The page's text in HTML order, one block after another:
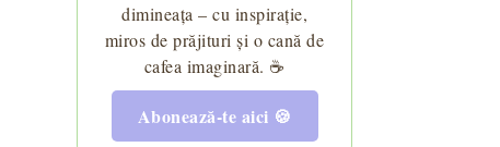
dimineața – cu inspirație,
miros de prăjituri și o cană de
cafea imaginară. ☕
Abonează-te aici 🍪